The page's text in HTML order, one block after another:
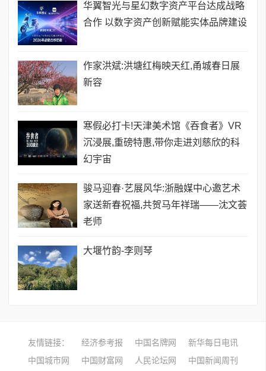
华翼智光与星幻数字资产平台达成战略
合作 以数字资产创新赋能实体品牌建设
作家洪斌:洪塘红梅映天红,甬城春日展
新容
寒假必打卡!天津美术馆《吞食者》VR
沉浸展,重磅特惠,带你走进刘慈欣的科
幻宇宙
骏马迎春·艺展风华:浙融媒中心邀艺术
家送新春祝福,共贺马年祥瑞——沈文荟
老师
大堰竹韵-​李则琴
友情链接： 经济参考报 中国名牌网
新华每日电讯
中国城市网
中国财富网 人民论坛网 中国新闻周刊